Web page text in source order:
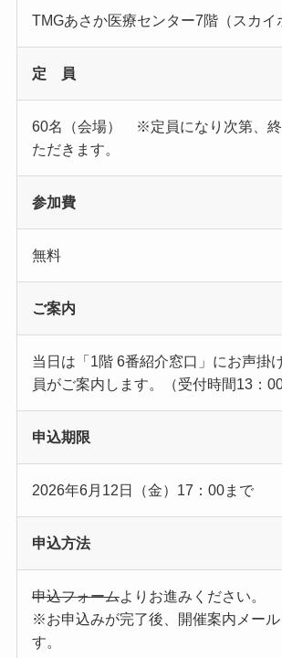
TMGあさか医療センター7階（スカイ
定 員
60名（会場） ※定員になり次第、終
ただきます。
参加費
無料
ご案内
当日は「1階 6番紹介窓口」にお声掛
員がご案内します。（受付時間13：00
申込期限
2026年6月12日（金）17：00まで
申込方法
申込フォームよりお進みください。
※お申込みが完了後、開催案内メール
す。